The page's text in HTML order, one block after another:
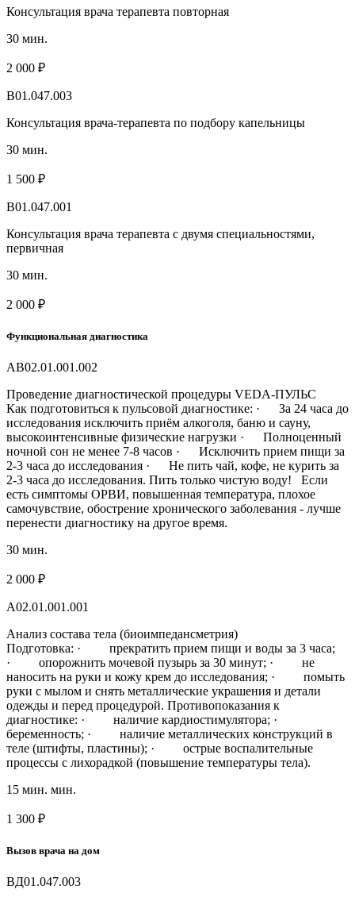
Консультация врача терапевта повторная
30 мин.
2 000 ₽
B01.047.003
Консультация врача-терапевта по подбору капельницы
30 мин.
1 500 ₽
B01.047.001
Консультация врача терапевта с двумя специальностями,
первичная
30 мин.
2 000 ₽
Функциональная диагностика
АВ02.01.001.002
Проведение диагностической процедуры VEDA-ПУЛЬС
Как подготовиться к пульсовой диагностике: · За 24 часа до
исследования исключить приём алкоголя, баню и сауну,
высокоинтенсивные физические нагрузки · Полноценный
ночной сон не менее 7-8 часов · Исключить прием пищи за
2-3 часа до исследования · Не пить чай, кофе, не курить за
2-3 часа до исследования. Пить только чистую воду! Если
есть симптомы ОРВИ, повышенная температура, плохое
самочувствие, обострение хронического заболевания - лучше
перенести диагностику на другое время.
30 мин.
2 000 ₽
А02.01.001.001
Анализ состава тела (биоимпедансметрия)
Подготовка: · прекратить прием пищи и воды за 3 часа;
· опорожнить мочевой пузырь за 30 минут; · не
наносить на руки и кожу крем до исследования; · помыть
руки с мылом и снять металлические украшения и детали
одежды и перед процедурой. Противопоказания к
диагностике: · наличие кардиостимулятора; ·
беременность; · наличие металлических конструкций в
теле (штифты, пластины); · острые воспалительные
процессы с лихорадкой (повышение температуры тела).
15 мин. мин.
1 300 ₽
Вызов врача на дом
BД01.047.003